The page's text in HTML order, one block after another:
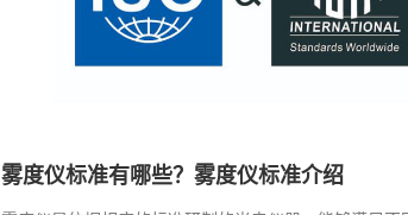
雾度仪标准有哪些？雾度仪标准介绍